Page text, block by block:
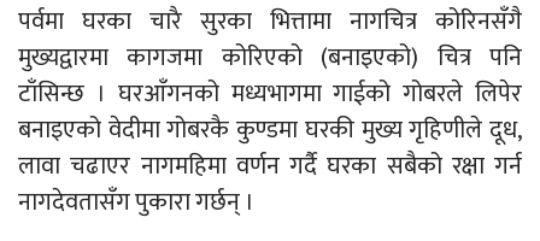
पर्वमा घरका चारै सुरका भित्तामा नागचित्र कोरिनसँगै
मुख्यद्वारमा कागजमा कोरिएको (बनाइएको) चित्र पनि
टाँसिन्छ । घरआँगनको मध्यभागमा गाईको गोबरले लिपेर
बनाइएको वेदीमा गोबरकै कुण्डमा घरकी मुख्य गृहिणीले दूध,
लावा चढाएर नागमहिमा वर्णन गर्दै घरका सबैको रक्षा गर्न
नागदेवतासँग पुकारा गर्छन् ।